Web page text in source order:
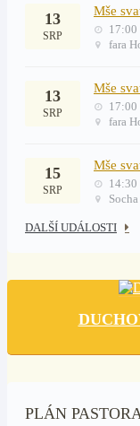
13
SRP
Mše
17:00
fara
13
SRP
Mše
17:00
fara
15
SRP
Mše
14:30
DALŠÍ UDÁLOSTI
PLÁN